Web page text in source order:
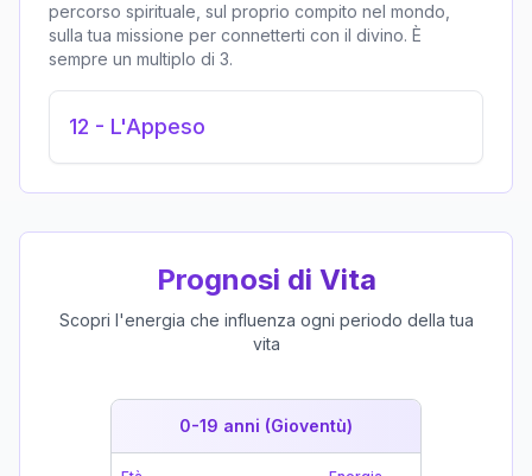
percorso spirituale, sul proprio compito nel mondo,
sulla tua missione per connetterti con il divino. È
sempre un multiplo di 3.
12 - L'Appeso
Prognosi di Vita
Scopri l'energia che influenza ogni periodo della tua
vita
0-19 anni (Gioventù)